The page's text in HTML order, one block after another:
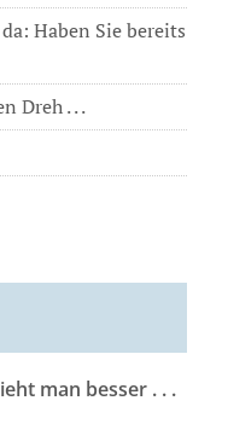
Haben Sie bereits
Dreh . . .
man besser . . .